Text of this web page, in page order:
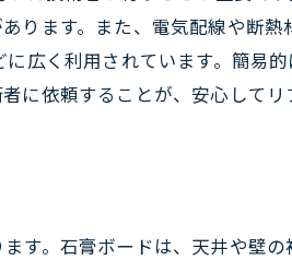
ります。また、電気配線や断
広く利用されています。簡易
依頼することが、安心してリ
す。石膏ボードは、天井や壁